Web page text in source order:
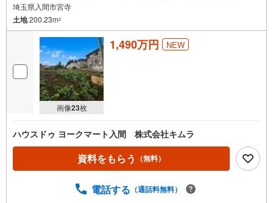
埼玉県入間市宮寺
土地200.23m2
画像23枚
1,490万円 NEW
ハウスドゥ ヨークマート入間 株式会社キムラ
資料をもらう （無料）
電話する （通話料無料）